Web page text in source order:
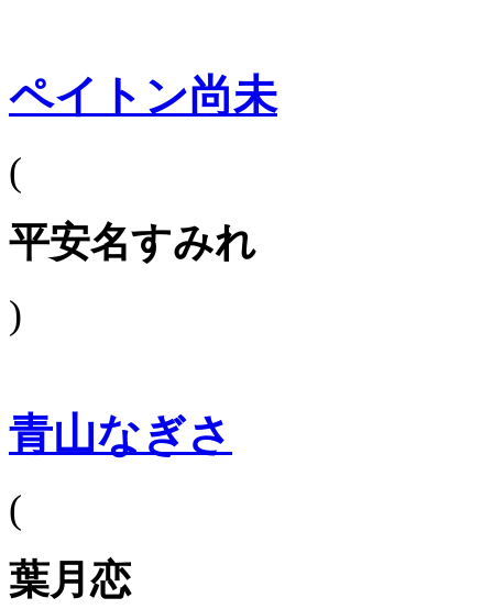
ペイトン尚未
(
平安名すみれ
)
青山なぎさ
(
葉月恋